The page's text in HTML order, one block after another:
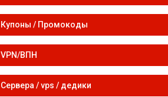
Купоны / Промокоды
VPN/ВПН
Сервера / vps / дедики